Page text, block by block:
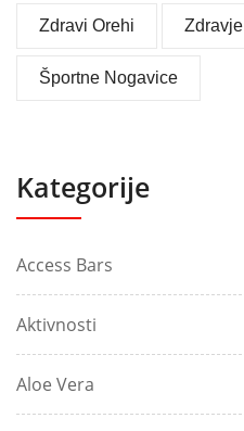
Zdravi Orehi Zdravje
Športne Nogavice
Kategorije
Access Bars
Aktivnosti
Aloe Vera